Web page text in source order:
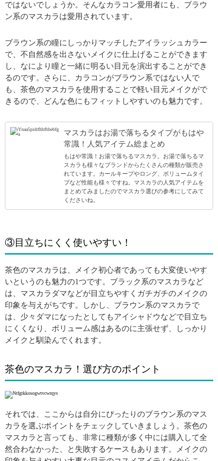
ではないでしょうか。そんなカラコン愛用者にも、ブラウ
ン系のマスカラは愛用されています。
ブラウン系の瞳にしっかりマッチしたアイラッシュカラー
で、不自然感を出さないメイクに仕上げることができます
し、なにより瞳と一緒に明るい目元を演出することができ
るのです。さらに、カラコンがブラウン系ではない人で
も、茶色のマスカラを使用することで軽い目元メイクがで
きるので、どんな色にもフィットしやすいのも魅力です。
マスカラはお湯で落ちるタイプがもはや
常識！人気アイテム総まとめ
もはや常識！お湯で落ちるマスカラ。お湯で落ちるマ
スカラも様々なブランドからたくさんの種類が販売さ
れています。カールキープやロング、ボリュームタイ
プなど性能も様々ですね。マスカラの人気アイテムを
まとめてみましたのでマスカラ選びの参考にしてみて
くださいね。
③目立ちにくく使いやすい！
茶色のマスカラは、メイク初心者であっても大変使いやす
いというのも魅力の1つです。ブラック系のマスカラなど
は、マスカラダマなどが目立ちやすくガチガチのメイクの
印象を与えがちです。しかし、ブラウン系のマスカラで
は、少々ダマになったとしてもアイシャドウなどで目立ち
にくくなり、ボリューム感はあるのに主張せず、しっかり
メイクと馴染んでくれます。
茶色のマスカラ！選び方のポイント
それでは、ここからは自分にぴったりのブラウン系のマス
カラを選ぶポイントをチェックしていきましょう。茶色の
マスカラと言っても、非常に種類が多く中には購入して全
然合わなかった、と失敗するケースもあります。メイクの